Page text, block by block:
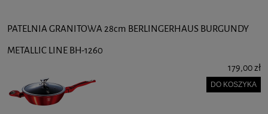
PATELNIA GRANITOWA 28cm BERLINGERHAUS BURGUNDY
METALLIC LINE BH-1260
179,00 zł
DO KOSZYKA